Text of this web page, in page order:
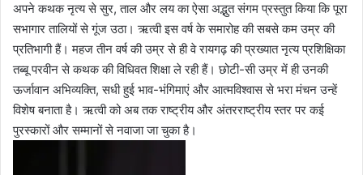
अपने कथक नृत्य से सुर, ताल और लय का ऐसा अद्भुत संगम प्रस्तुत किया कि पूरा
सभागार तालियों से गूंज उठा। ऋत्वी इस वर्ष के समारोह की सबसे कम उम्र की
प्रतिभागी हैं। महज तीन वर्ष की उम्र से ही वे रायगढ़ की प्रख्यात नृत्य प्रशिक्षिका
तब्बू परवीन से कथक की विधिवत शिक्षा ले रही हैं। छोटी-सी उम्र में ही उनकी
ऊर्जावान अभिव्यक्ति, सधी हुई भाव-भंगिमाएं और आत्मविश्वास से भरा मंचन उन्हें
विशेष बनाता है। ऋत्वी को अब तक राष्ट्रीय और अंतरराष्ट्रीय स्तर पर कई
पुरस्कारों और सम्मानों से नवाजा जा चुका है।